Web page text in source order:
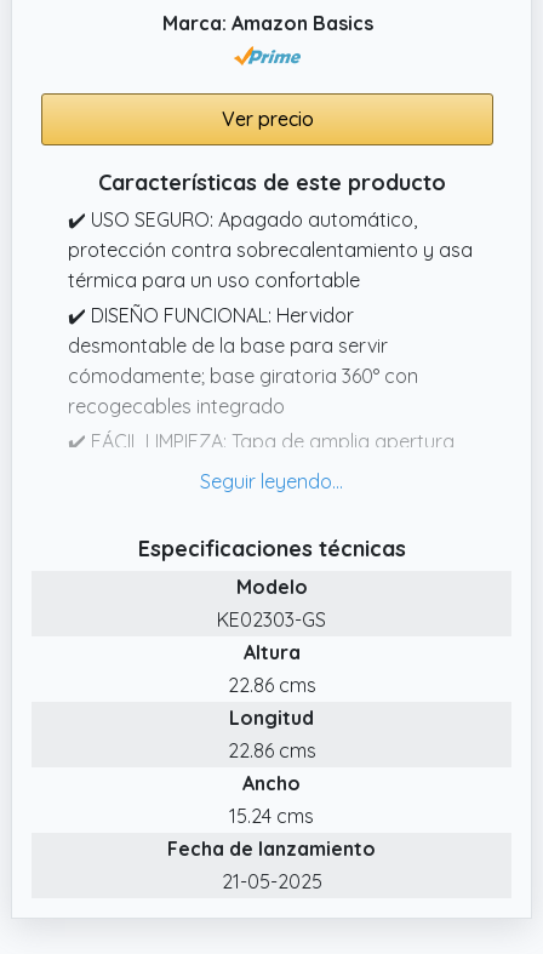
Marca: Amazon Basics
Ver precio
Características de este producto
✔️ USO SEGURO: Apagado automático,
protección contra sobrecalentamiento y asa
térmica para un uso confortable
✔️ DISEÑO FUNCIONAL: Hervidor
desmontable de la base para servir
cómodamente; base giratoria 360° con
recogecables integrado
✔️ FÁCIL LIMPIEZA: Tapa de amplia apertura
para facilitar la limpieza y el llenado, filtro
✔️ DISEÑADO PARA DURAR: Equipado con el
reconocido sistema termostático Strix,
garantía de fiabilidad y durabilidad
✔️ GRAN CAPACIDAD Y PRÁCTICO: hervidor
eléctrico de 1,7 l, ideal para preparar té, café
y bebidas calientes; fabricado con plástico
sin BPA (solo en la parte interior) con un
elegante acabado negro mate
✔️ CALENTAMIENTO RÁPIDO: 2200W/240V
para una preparación veloz, perfecto para el
Especificaciones técnicas
Modelo
KE02303-GS
Altura
22.86 cms
Longitud
22.86 cms
Ancho
15.24 cms
Fecha de lanzamiento
21-05-2025